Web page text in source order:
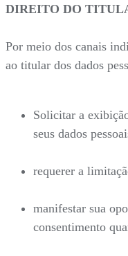
DIREITO DO
Por meio dos canais
ao titular dos dados
Solicitar a
seus dados
requerer a
manifestar sua
consentimento